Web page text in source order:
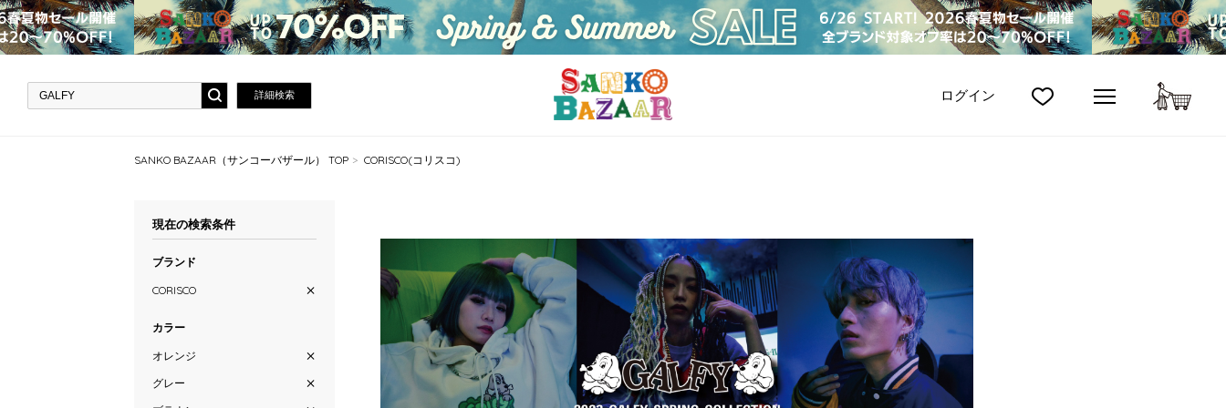
詳細検索 ログイン
SANKO BAZAAR（サンコーバザール） TOP CORISCO(コリスコ)
現在の検索条件
ブランド
CORISCO
カラー
オレンジ
グレー